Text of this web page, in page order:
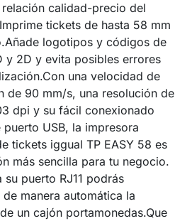
relación calidad-precio del
tickets de hasta 58 mm
logotipos y códigos de
y 2D y evita posibles errores
una velocidad de
de 90 mm/s, una resolución de
dpi y su fácil conexionado
puerto USB, la impresora
tickets iggual TP EASY 58 es
más sencilla para tu negocio.
su puerto RJ11 podrás
manera automática la
un cajón portamonedas.Que